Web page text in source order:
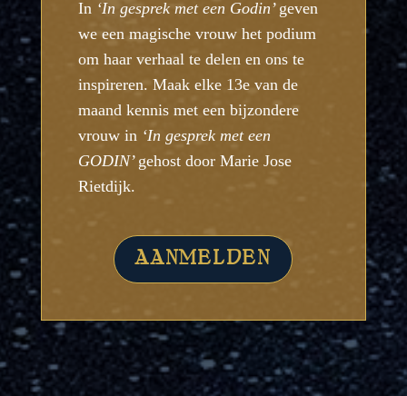
In ‘In gesprek met een Godin’ geven
we een magische vrouw het podium
om haar verhaal te delen en ons te
inspireren. Maak elke 13e van de
maand kennis met een bijzondere
vrouw in ‘In gesprek met een
GODIN’ gehost door Marie Jose
Rietdijk.
AANMELDEN